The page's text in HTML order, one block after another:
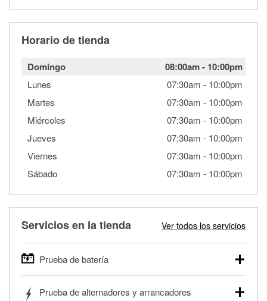
Horario de tienda
Domingo 08:00am- 10:00pm
Lunes 07:30am - 10:00pm
Martes
07:30am - 10:00pm
Miércoles
07:30am - 10:00pm
Jueves
07:30am - 10:00pm
Viernes
07:30am - 10:00pm
Sábado
07:30am - 10:00pm
Servicios en la tienda Ver todos los servicios
Prueba de batería
autos, camionetas, SUVs, vehículos comerciales y
Prueba de alternadores y arrancadores